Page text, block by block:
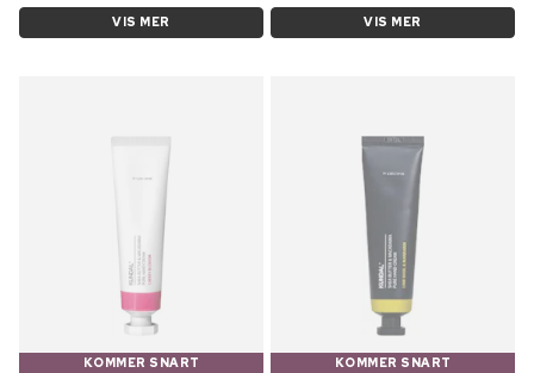
VIS MER VIS MER
KOMMER SNART
KOMMER SNART